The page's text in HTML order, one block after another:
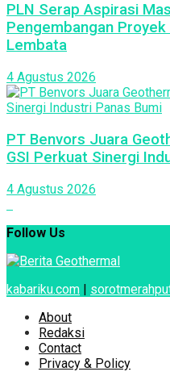
PLN Serap Aspirasi
Pengembangan
Lembata
4 Agustus 2026
PT Benvors Juara
GSI Perkuat Sinergi
4 Agustus 2026
Follow Us
kabariku.com |
About
Redaksi
Contact
Privacy & Policy